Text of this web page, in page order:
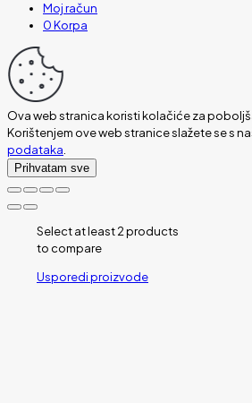
Moj račun
0Korpa
Ova web stranica koristi kolačiće za
Korištenjem ove web stranice slažete se s
podataka.
Prihvatam sve
Select at least 2 products
to compare
Usporedi proizvode